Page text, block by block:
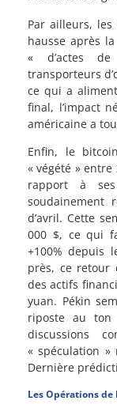
Par ailleurs,
hausse après
« d’actes
transporteurs
ce qui a
final, l’impact
américaine a
Enfin, le
« végété »
rapport à
soudainement
d’avril. Cette
000 $, ce qui
+100% depuis
près, ce retour
des actifs
yuan. Pékin
riposte au ton
discussions
« spéculation
Dernière
Les Opérations de